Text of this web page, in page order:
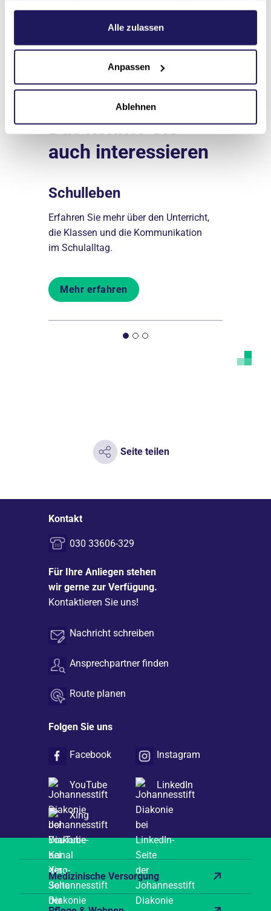
Weitere Informationen hierzu finden Sie in unserer
.Alle zulassen
Anpassen
Ablehnen
ulrike.mueller(at)jsd.de
Weitere Ansprechpartner
Das könnte Sie
auch interessieren
Schulleben
Erfahren Sie mehr über den Unterricht,
die Klassen und die Kommunikation
im Schulalltag.
Mehr erfahren
Seite teilen
Kontakt
030 33606-329
Für Ihre Anliegen stehen
wir gerne zur Verfügung.
Kontaktieren Sie uns!
Nachricht schreiben
Ansprechpartner finden
Route planen
Folgen Sie uns
Facebook Instagram
YouTube LinkedIn
Xing
Medizinische Versorgung